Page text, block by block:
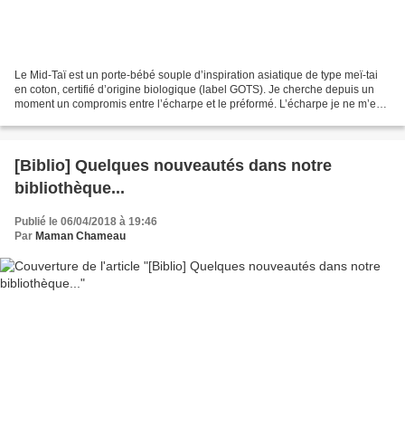
Le Mid-Taï est un porte-bébé souple d’inspiration asiatique de type meï-tai
en coton, certifié d’origine biologique (label GOTS). Je cherche depuis un
moment un compromis entre l’écharpe et le préformé. L’écharpe je ne m’en
[Biblio] Quelques nouveautés dans notre
bibliothèque...
Publié le 06/04/2018 à 19:46
Par Maman Chameau